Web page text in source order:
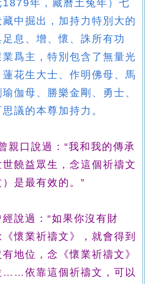
1879年，藏曆土兔年）七
藏中掘出，加持力特別大的
息、增、懷、誅所有功
爲主，特別包含了無量光
花生大士、作明佛母、馬
伽母、勝樂金剛、勇士、
議的本尊加持力。
親口說過：“我和我的傳承
世饒益眾生，念這個祈禱文
）是最有效的。”
說過：“如果你沒有財
懷業祈禱文》，就會得到
地位，念《懷業祈禱文》
……依靠這個祈禱文，可以